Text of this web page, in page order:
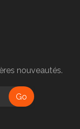
nouveautés.
Go